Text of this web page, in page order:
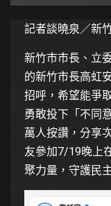
記者談曉泉／新
新竹市市長、立
的新竹市長高虹
招呼，希望能爭
勇敢投下「不同
萬人按讚，分享
友參加7/19晚上
聚力量，守護民